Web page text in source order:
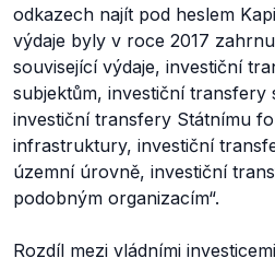
odkazech najít pod heslem
výdaje byly v roce 2017
související výdaje, investiční
subjektům, investiční transfery
investiční transfery Státnímu
infrastruktury, investiční
územní úrovně, investiční
podobným organizacím“.
Rozdíl mezi vládními